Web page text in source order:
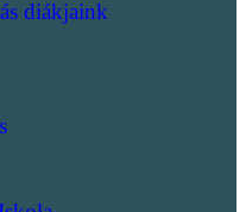
diákjaink